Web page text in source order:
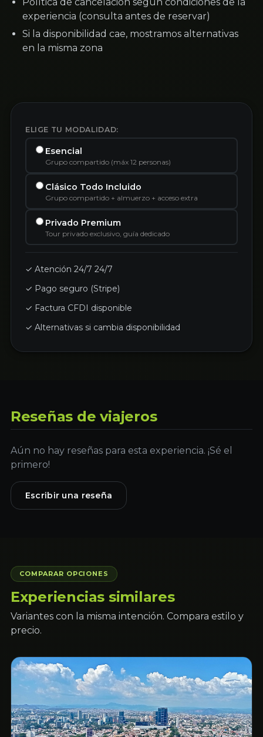
experiencia (consulta antes de reservar)
Si la disponibilidad cae, mostramos alternativas
en la misma zona
ELIGE TU MODALIDAD:
Esencial
Grupo compartido (máx 12 personas)
Clásico Todo Incluido
Grupo compartido + almuerzo + acceso extra
Privado Premium
Tour privado exclusivo, guía dedicado
✓ Atención 24/7 24/7
✓ Pago seguro (Stripe)
✓ Factura CFDI disponible
✓ Alternativas si cambia disponibilidad
Reseñas de viajeros
Aún no hay reseñas para esta experiencia. ¡Sé el
primero!
Escribir una reseña
COMPARAR OPCIONES
Experiencias similares
Variantes con la misma intención. Compara estilo y
precio.